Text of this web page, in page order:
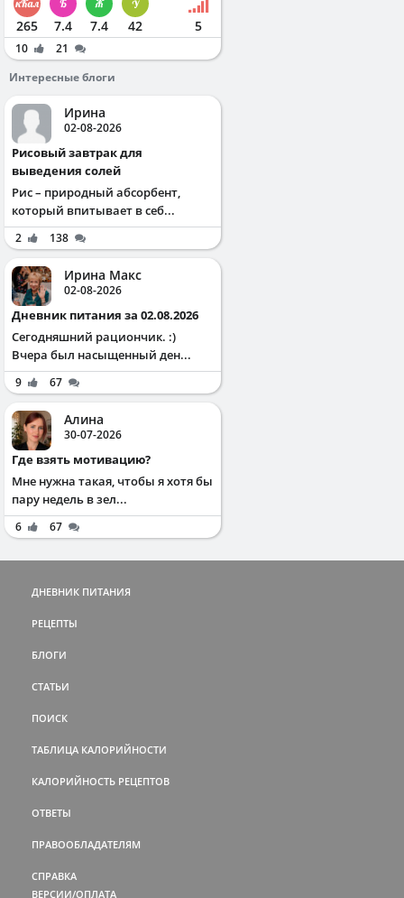
265 7.4 7.4 42 5
10
21
Интересные блоги
Ирина
02-08-2026
Рисовый завтрак для
выведения солей
Рис – природный абсорбент,
который впитывает в себ...
2 138
Ирина Макс
02-08-2026
Дневник питания за 02.08.2026
Сегодняшний рациончик. :)
Вчера был насыщенный ден...
9 67
Алина
30-07-2026
Где взять мотивацию?
Мне нужна такая, чтобы я хотя бы
пару недель в зел...
6 67
ДНЕВНИК ПИТАНИЯ
РЕЦЕПТЫ
БЛОГИ
СТАТЬИ
ПОИСК
ТАБЛИЦА КАЛОРИЙНОСТИ
КАЛОРИЙНОСТЬ РЕЦЕПТОВ
ОТВЕТЫ
ПРАВООБЛАДАТЕЛЯМ
СПРАВКА
ВЕРСИИ/ОПЛАТА